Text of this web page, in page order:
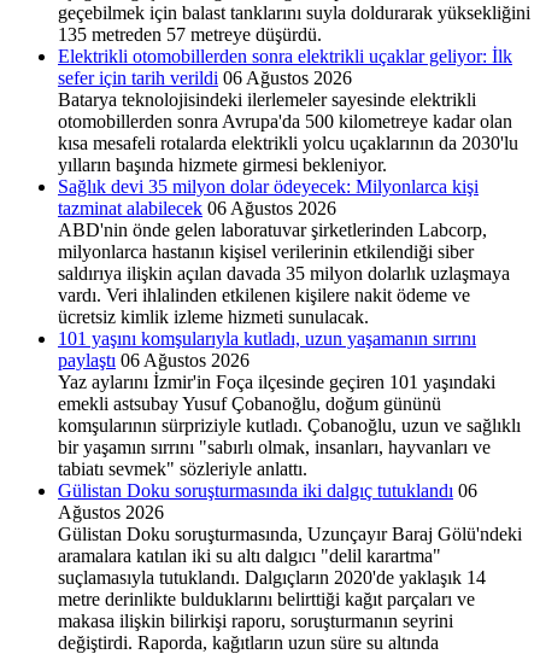
geçebilmek için balast tanklarını suyla doldurarak yüksekliğini
135 metreden 57 metreye düşürdü.
Elektrikli otomobillerden sonra elektrikli uçaklar geliyor: İlk
sefer için tarih verildi 06 Ağustos 2026
Batarya teknolojisindeki ilerlemeler sayesinde elektrikli
otomobillerden sonra Avrupa'da 500 kilometreye kadar olan
kısa mesafeli rotalarda elektrikli yolcu uçaklarının da 2030'lu
yılların başında hizmete girmesi bekleniyor.
Sağlık devi 35 milyon dolar ödeyecek: Milyonlarca kişi
tazminat alabilecek 06 Ağustos 2026
ABD'nin önde gelen laboratuvar şirketlerinden Labcorp,
milyonlarca hastanın kişisel verilerinin etkilendiği siber
saldırıya ilişkin açılan davada 35 milyon dolarlık uzlaşmaya
vardı. Veri ihlalinden etkilenen kişilere nakit ödeme ve
ücretsiz kimlik izleme hizmeti sunulacak.
101 yaşını komşularıyla kutladı, uzun yaşamanın sırrını
paylaştı 06 Ağustos 2026
Yaz aylarını İzmir'in Foça ilçesinde geçiren 101 yaşındaki
emekli astsubay Yusuf Çobanoğlu, doğum gününü
komşularının sürpriziyle kutladı. Çobanoğlu, uzun ve sağlıklı
bir yaşamın sırrını "sabırlı olmak, insanları, hayvanları ve
tabiatı sevmek" sözleriyle anlattı.
Gülistan Doku soruşturmasında iki dalgıç tutuklandı 06
Ağustos 2026
Gülistan Doku soruşturmasında, Uzunçayır Baraj Gölü'ndeki
aramalara katılan iki su altı dalgıcı "delil karartma"
suçlamasıyla tutuklandı. Dalgıçların 2020'de yaklaşık 14
metre derinlikte bulduklarını belirttiği kağıt parçaları ve
makasa ilişkin bilirkişi raporu, soruşturmanın seyrini
değiştirdi. Raporda, kağıtların uzun süre su altında